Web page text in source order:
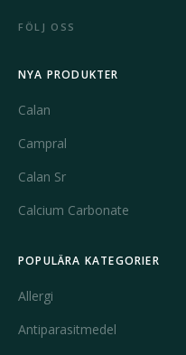
FÖLJ OSS
NYA PRODUKTER
Calan
Campral
Calan Sr
Calcium Carbonate
POPULÄRA KATEGORIER
Allergi
Antiparasitmedel